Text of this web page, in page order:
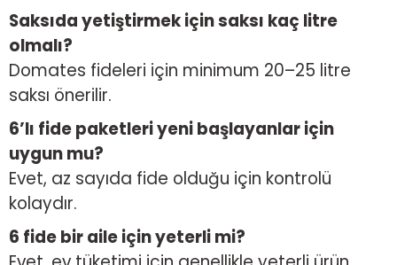
Saksıda yetiştirmek için saksı kaç litre
olmalı?
Domates fideleri için minimum 20–25 litre
saksı önerilir.
6’lı fide paketleri yeni başlayanlar için
uygun mu?
Evet, az sayıda fide olduğu için kontrolü
kolaydır.
6 fide bir aile için yeterli mi?